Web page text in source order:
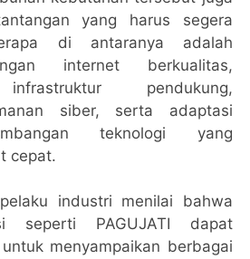
yang harus segera
di antaranya adalah
internet berkualitas,
pendukung,
siber, serta adaptasi
teknologi yang
cepat.
industri menilai bahwa
seperti PAGUJATI dapat
menyampaikan berbagai